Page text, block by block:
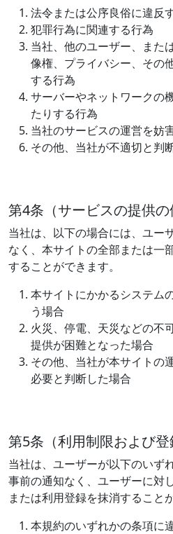
法令または公序良俗に違反
犯罪行為に関連する行為
当社、他のユーザー、また
像権、プライバシー、その
する行為
サーバーやネットワークの
たりする行為
当社のサービスの運営を妨
その他、当社が不適切と判
第4条（サービスの提供の
当社は、以下の場合には、ユー
なく、本サイトの全部または一
することができます。
本サイトにかかるシステム
う場合
火災、停電、天災などの不
提供が困難となった場合
その他、当社が本サイトの
必要と判断した場合
第5条（利用制限および登
当社は、ユーザーが以下のいず
事前の通知なく、ユーザーに対
または利用登録を抹消すること
本規約のいずれかの条項に